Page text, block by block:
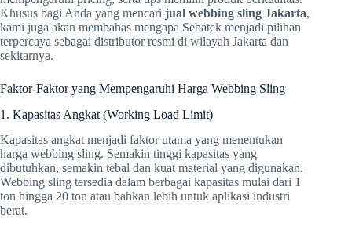
Khusus bagi Anda yang mencari jual webbing sling Jakarta,
kami juga akan membahas mengapa Sebatek menjadi pilihan
terpercaya sebagai distributor resmi di wilayah Jakarta dan
sekitarnya.
Faktor-Faktor yang Mempengaruhi Harga Webbing Sling
1. Kapasitas Angkat (Working Load Limit)
Kapasitas angkat menjadi faktor utama yang menentukan
harga webbing sling. Semakin tinggi kapasitas yang
dibutuhkan, semakin tebal dan kuat material yang digunakan.
Webbing sling tersedia dalam berbagai kapasitas mulai dari 1
ton hingga 20 ton atau bahkan lebih untuk aplikasi industri
berat.